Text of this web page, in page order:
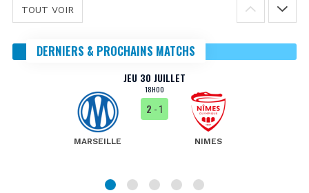
TOUT VOIR
DERNIERS & PROCHAINS MATCHS
JEU 30 JUILLET
18H00
MARSEILLE
2 - 1
NIMES